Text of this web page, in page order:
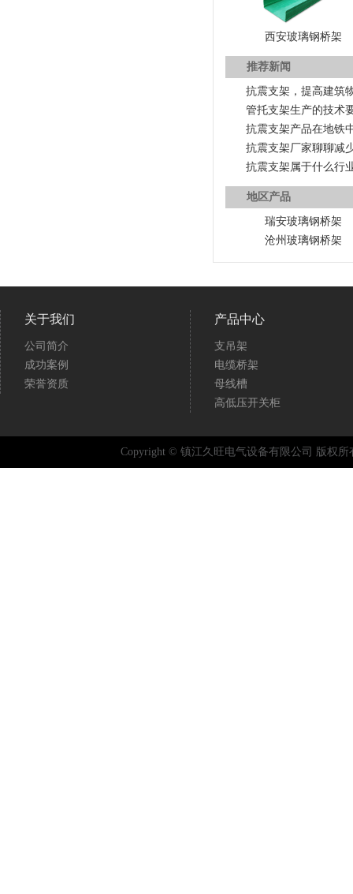
西安玻璃钢桥架
推荐新闻
抗震支架，提高建筑
管托支架生产的技术
抗震支架产品在地铁
抗震支架厂家聊聊减
抗震支架属于什么行
地区产品
瑞安玻璃钢桥架
沧州玻璃钢桥架
关于我们
公司简介
成功案例
荣誉资质
产品中心
支吊架
电缆桥架
母线槽
高低压开关柜
Copyright © 镇江久旺电气设备有限公司 版权所